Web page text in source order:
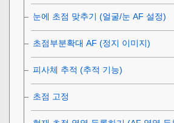
눈에 초점 맞추기 (얼굴/눈 AF 설정)
초점부분확대 AF (정지 이미지)
피사체 추적 (추적 기능)
초점 고정